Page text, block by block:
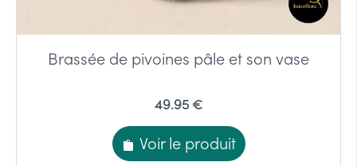
Brassée de pivoines pâle et son vase
49.95 €
Voir le produit